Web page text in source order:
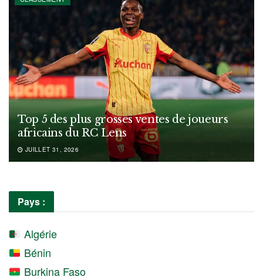
Top 5 des plus grosses ventes de joueurs
africains du RC Lens
JUILLET 31, 2026
Pays :
Algérie
Bénin
Burkina Faso